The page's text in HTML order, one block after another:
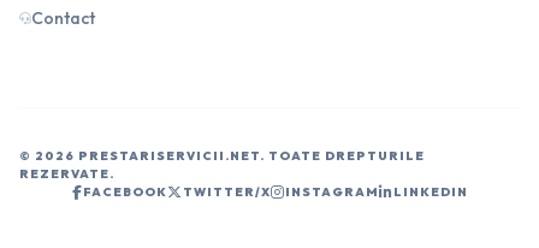
Contact
© 2026 PRESTARISERVICII.NET. TOATE DREPTURILE
REZERVATE.
FACEBOOK
TWITTER/X INSTAGRAM LINKEDIN